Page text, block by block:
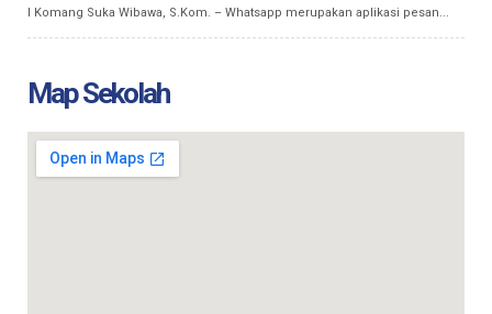
I Komang Suka Wibawa, S.Kom. – Whatsapp merupakan aplikasi pesan...
Map Sekolah
15 APR 2025
8 JUL 2022